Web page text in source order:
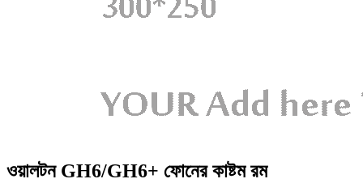
ওয়ালটন GH6/GH6+ ফোনের কাষ্টম রম